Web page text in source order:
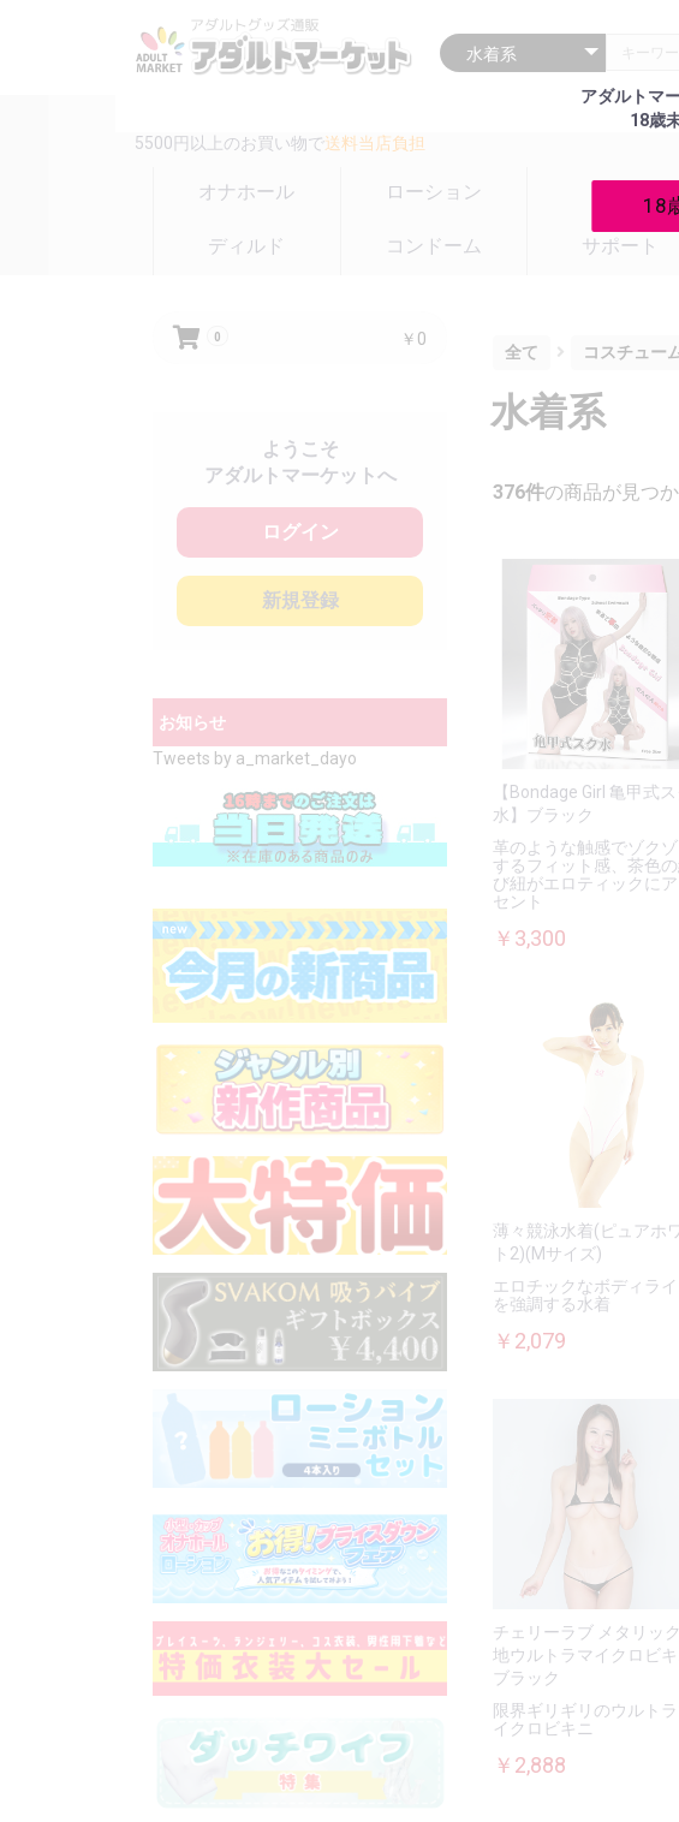
アダルトマ
18歳
18
5500円以上のお買い物で送料当店負担
オナホール ローション
ディルド コンドーム サポート
0 ￥0
ようこそ
アダルトマーケットへ
ログイン
新規登録
お知らせ
Tweets by a_market_dayo
全て コスチュー
水着系
376件の商品が見つ
【Bondage Girl 亀甲式ス
水】ブラック
革のような触感でゾクゾ
するフィット感、茶色
び紐がエロティックにア
セント
￥3,300
薄々競泳水着(ピュアホ
ト2)(Mサイズ)
エロチックなボディラ
を強調する水着
￥2,079
チェリーラブ メタリッ
地ウルトラマイクロビキ
ブラック
限界ギリギリのウルト
イクロビキニ
￥2,888